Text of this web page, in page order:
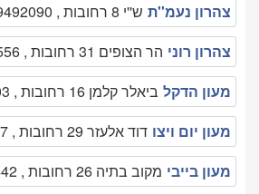
צהרון נעמ''ת ש''י 8 רחובות , 089492090
צהרון רוני הר הצופים 31 רחובות , 0544686556
מעון הדקל ביאלר קלמן 16 רחובות , 9411203
מעון יום ויצו דוד אלעזר 29 רחובות , 9466307
מעון בייבי מקוב בתיה 26 רחובות , 0507212442